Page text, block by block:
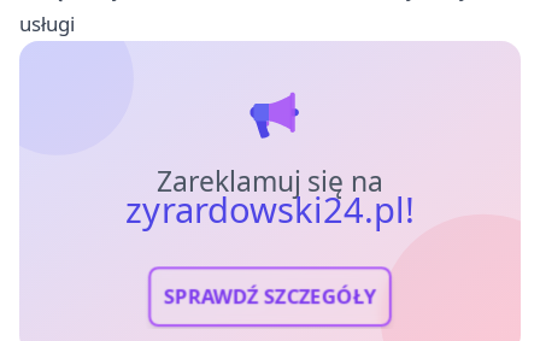
usługi
Zareklamuj się na
zyrardowski24.pl!
SPRAWDŹ SZCZEGÓŁY